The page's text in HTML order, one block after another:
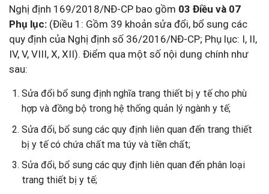
Nghị định 169/2018/NĐ-CP bao gồm 03 Điều và 07
Phụ lục: (Điều 1: Gồm 39 khoản sửa đổi, bổ sung các
quy định của Nghị định số 36/2016/NĐ-CP; Phụ lục: I, II,
IV, V, VIII, X, XII). Điểm qua một số nội dung chính như
sau:
Sửa đổi bổ sung định nghĩa trang thiết bị y tế cho phù
hợp và đồng bộ trong hệ thống quản lý ngành y tế;
Sửa đổi, bổ sung các quy định liên quan đến trang thiết
bị y tế có chứa chất ma túy và tiền chất;
Sửa đổi, bổ sung các quy định liên quan đến phân loại
trang thiết bị y tế;